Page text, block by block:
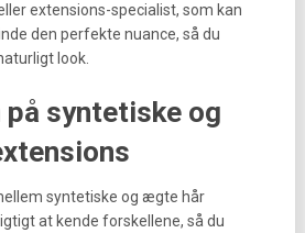
extensions-specialist, som kan
den perfekte nuance, så du
look.
på syntetiske og
syntetiske og ægte hår
at kende forskellene, så du